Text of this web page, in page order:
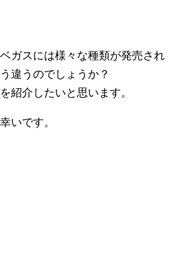
ガスには様々な種類が発売され
違うのでしょうか？
紹介したいと思います。
いです。